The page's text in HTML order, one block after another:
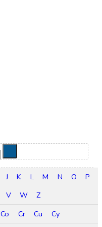
J K L M N O
P
V W
Z
Co Cr Cu
Cy